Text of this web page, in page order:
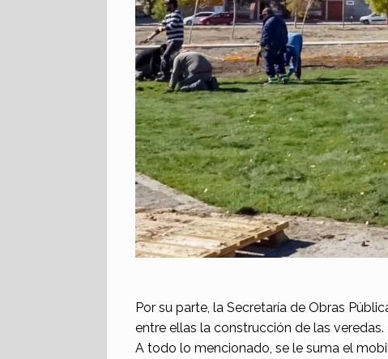
Por su parte, la Secretaría de Obras
entre ellas la construcción de las veredas.
A todo lo mencionado, se le suma el